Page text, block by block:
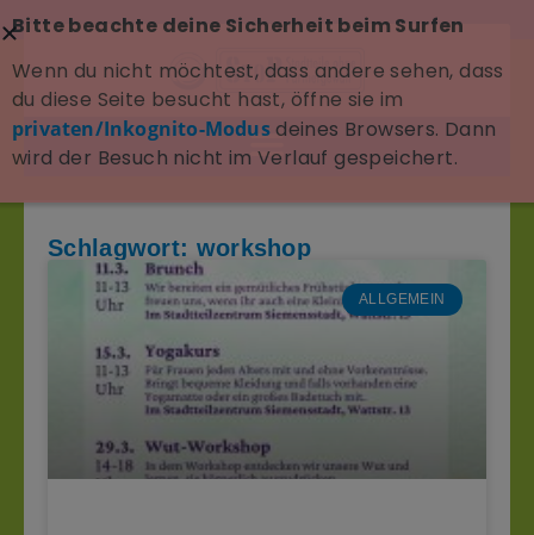
Schlagwort: workshop
ALLGEMEIN
Bitte beachte deine Sicherheit beim Surfen
Wenn du nicht möchtest, dass andere sehen, dass
du diese Seite besucht hast, öffne sie im
privaten/Inkognito-Modusdeines Browsers. Dann
wird der Besuch nicht im Verlauf gespeichert.